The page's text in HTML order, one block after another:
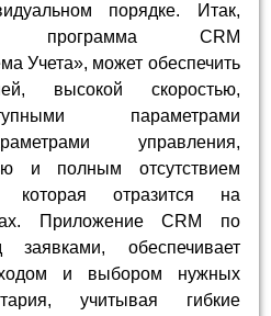
порядке. Итак,
программа CRM
Учета», может обеспечить
высокой скоростью,
параметрами
управления,
и полным отсутствием
которая отразится на
Приложение CRM по
обеспечивает
и выбором нужных
учитывая гибкие